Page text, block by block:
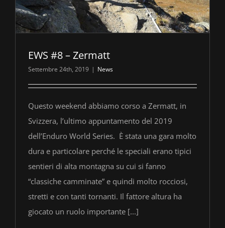
EWS #8 – Zermatt
Settembre 24th, 2019 | News
Questo weekend abbiamo corso a Zermatt, in
Svizzera, l’ultimo appuntamento del 2019
dell’Enduro World Series. È stata una gara molto
dura e particolare perché le speciali erano tipici
sentieri di alta montagna su cui si fanno
“classiche camminate” e quindi molto rocciosi,
stretti e con tanti tornanti. Il fattore altura ha
giocato un ruolo importante [...]